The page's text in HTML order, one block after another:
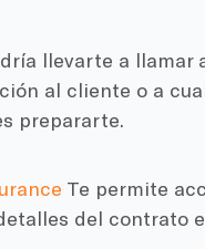
llevarte a llamar
al cliente o a
prepararte.
Te permite
del contrato